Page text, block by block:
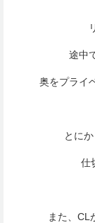
途中
奥をプライ
とに
仕
また、CL